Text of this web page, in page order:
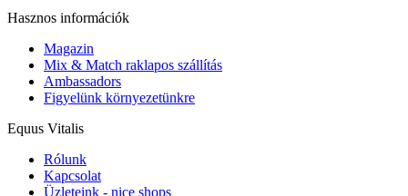
Hasznos információk
Magazin
Mix & Match raklapos szállítás
Ambassadors
Figyelünk környezetünkre
Equus Vitalis
Rólunk
Kapcsolat
Üzleteink - nice shops